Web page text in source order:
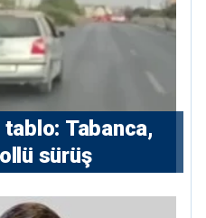
Tabanca,
sürüş